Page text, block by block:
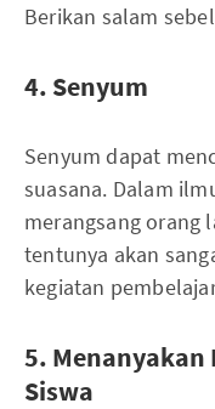
Berikan salam
4. Senyum
Senyum dapat
suasana. Dalam
merangsang orang
tentunya akan
kegiatan
5. Menanyakan
Siswa